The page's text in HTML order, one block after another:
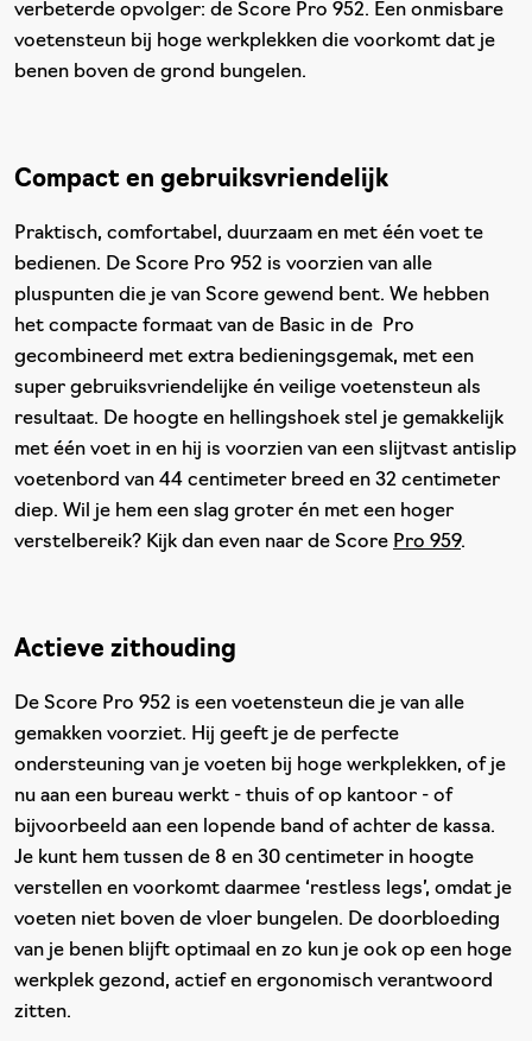
verbeterde opvolger: de Score Pro 952. Een onmisbare
voetensteun bij hoge werkplekken die voorkomt dat je
benen boven de grond bungelen.
Compact en gebruiksvriendelijk
Praktisch, comfortabel, duurzaam en met één voet te
bedienen. De Score Pro 952 is voorzien van alle
pluspunten die je van Score gewend bent. We hebben
het compacte formaat van de Basic in de Pro
gecombineerd met extra bedieningsgemak, met een
super gebruiksvriendelijke én veilige voetensteun als
resultaat. De hoogte en hellingshoek stel je gemakkelijk
met één voet in en hij is voorzien van een slijtvast antislip
voetenbord van 44 centimeter breed en 32 centimeter
diep. Wil je hem een slag groter én met een hoger
verstelbereik? Kijk dan even naar de Score Pro 959.
Actieve zithouding
De Score Pro 952 is een voetensteun die je van alle
gemakken voorziet. Hij geeft je de perfecte
ondersteuning van je voeten bij hoge werkplekken, of je
nu aan een bureau werkt - thuis of op kantoor - of
bijvoorbeeld aan een lopende band of achter de kassa.
Je kunt hem tussen de 8 en 30 centimeter in hoogte
verstellen en voorkomt daarmee ‘restless legs’, omdat je
voeten niet boven de vloer bungelen. De doorbloeding
van je benen blijft optimaal en zo kun je ook op een hoge
werkplek gezond, actief en ergonomisch verantwoord
zitten.